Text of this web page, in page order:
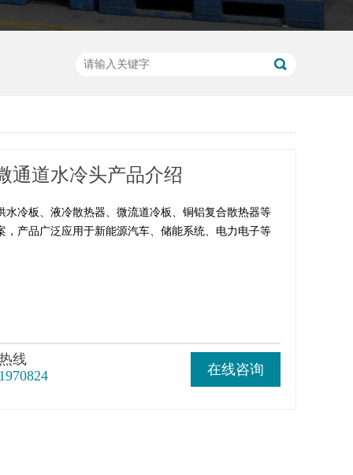
通道水冷头产品介绍
水冷板、液冷散热器、微流道冷板、铜铝复合散热器等
，产品广泛应用于新能源汽车、储能系统、电力电子等
在线咨询
线